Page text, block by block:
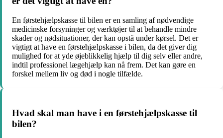
En førstehjælpskasse til bilen er en samling af nødvendige
medicinske forsyninger og værktøjer til at behandle mindre
skader og nødsituationer, der kan opstå under kørsel. Det er
vigtigt at have en førstehjælpskasse i bilen, da det giver dig
mulighed for at yde øjeblikkelig hjælp til dig selv eller andre,
indtil professionel lægehjælp kan nå frem. Det kan gøre en
forskel mellem liv og død i nogle tilfælde.
Hvad skal man have i en førstehjælpskasse til
bilen?